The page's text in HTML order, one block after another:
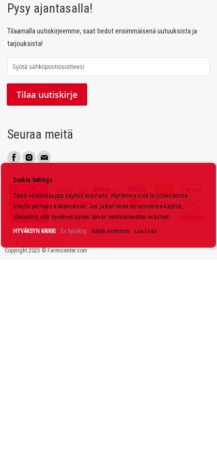
Pysy ajantasalla!
Tilaamalla uutiskirjeemme, saat tiedot ensimmäisenä uutuuksista ja
tarjouksista!
i
u
i
e
Tilaa uutiskirje
Seuraa meitä
Copyright 2025 © Farmicenter.com
Cookie Settings
Tämä verkkokauppa käyttää evästeitä. Käytämme niitä tarjotaksemme
sinulle parhaan kokemuksen. Jos jatkat verkkosivustomme käyttöä,
oletamme, että hyväksyt kaikki tämän verkkosivuston evästeet.
HYVÄKSYN KAIKKI En hyväksy Näytä enemmän Lue lisää